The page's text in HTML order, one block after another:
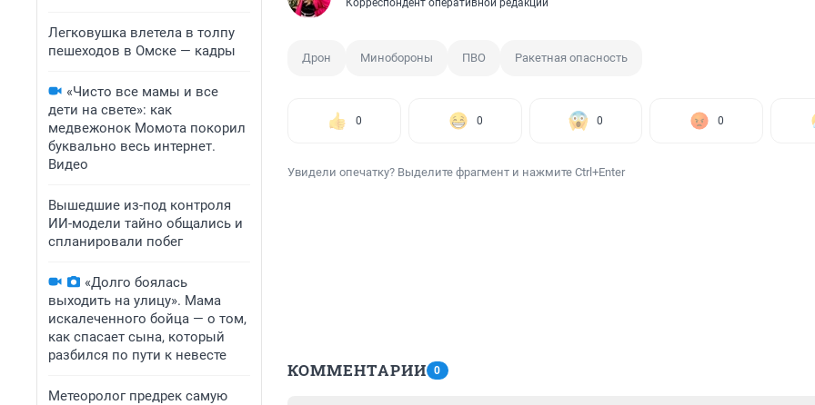
Легковушка влетела в толпу
пешеходов в Омске — кадры
«Чисто все мамы и все
дети на свете»: как
медвежонок Момота покорил
буквально весь интернет.
Видео
Вышедшие из-под контроля
ИИ-модели тайно общались и
спланировали побег
«Долго боялась
выходить на улицу». Мама
искалеченного бойца — о том,
как спасает сына, который
разбился по пути к невесте
Метеоролог предрек самую
Корреспондент оперативной редакции
Дрон Минобороны ПВО Ракетная опасность
0 0 0 0
Увидели опечатку? Выделите фрагмент и нажмите Ctrl+Enter
КОММЕНТАРИИ 0